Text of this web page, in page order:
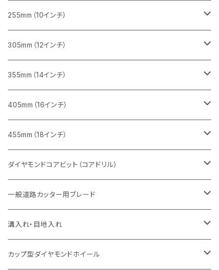
インターロッキング切断用
鋳鉄管切断用
ヒューム管・U字溝切断用
レンガ切断用
インターロッキング切断用
鋳鉄管切断用
ヒューム管・U字溝切断用
FRP切断用
塩ビ管・キッチンパネル切断用
大理石
レンガ切断用
インターロッキング切断用
鋳鉄管切断用
ヒューム管・U字溝切断用
ブロック切断用
レンガ切断用
インターロッキング切断用
鋳鉄管切断用
ヒューム管・U字溝切断用
コンクリート切断用
ブロック切断用
レンガ切断用
インターロッキング切断用
鋳鉄管切断用
ヒューム管・U字溝切断用
みかげ石（御影石）切断用
コンクリート切断用
ブロック切断用
レンガ切断用
インターロッキング切断用
鋳鉄管切断用
ヒューム管・U字溝切断用
255mm（10インチ）
コンクリート切断用
一般道路カッター用
ブロック切断用
レンガ切断用
インターロッキング切断用
一般道路カッター用
ヒューム管・U字溝切断用
アスファルト切断用
一般道路カッター用
305mm（12インチ）
みかげ石（御影石）切断用
セグメント
セグメント（特殊凹凸加工チップ
鉄筋コンクリート切断用
セグメントタイプ
コンクリート切断用
セグメント
セグメント（特殊凸凹加工チップ
ブロック切断用
セグメント
セグメント（特殊凸凹加工チップ
レンガ切断用
セグメント
セグメント（特殊凸凹加工チップ
インターロッキング切断用
セグメントタイプ
鋳鉄管切断用
355mm（14インチ）
みかげ石（御影石）切断用
セグメント
セグメント（特殊凸凹加工チップ
鉄筋コンクリート切断用
セグメントタイプ
コンクリート切断用
セグメント
セグメント（特殊凸凹加工チップ
ブロック切断用
セグメント
セグメント（特殊凸凹加工チップ
レンガ切断用
セグメント
インターロッキング切断用
405mm（16インチ）
みかげ石（御影石）切断用
セグメントタイプ
コンクリート切断用
セグメントタイプ
一般道路カッター用
鉄筋コンクリート切断用
セグメントタイプ
インターロッキング切断用
セグメントタイプ
鋳鉄管切断用
455mm（18インチ）
道路コンクリート切断用
道路アスファルト切断用
ダイヤモンドコアビット（コアドリル）
Aロット
有効長 250mm
有効長 370mm
Ｃロット
有効長 250mm
M27
一般道路カッター用ブレード
道路（アスファルト用）
255mm（10インチ）
道路（コンクリート舗装面）
溝入れ・目地入れ
V型チップ
カップ型ダイヤモンドホイール